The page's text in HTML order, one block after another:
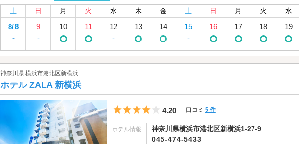
土
日 月 火 水 木 金 土 日 月 火 水
8/8
-
9
-
10 11
12
-
13 14
15
-
16 17 18 19
神奈川県 横浜市港北区新横浜
ホテル ZALA 新横浜
5つ星のうち4
4.20 口コミ 5 件
ホテル情報
神奈川県横浜市港北区新横浜1-27-9
045-474-5433